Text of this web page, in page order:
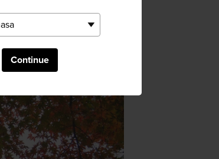
Continue